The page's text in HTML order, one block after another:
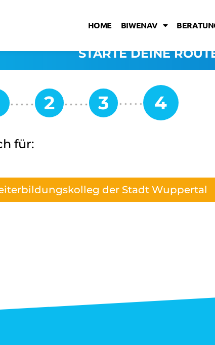
HOME BIWENAV
STARTE DEINE
für:
der Stadt Wuppertal